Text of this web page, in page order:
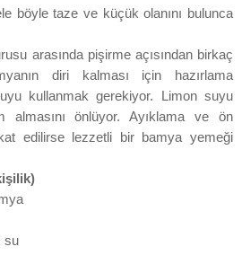
böyle taze ve küçük olanını bulunca
arasında pişirme açısından birkaç
diri kalması için hazırlama
kullanmak gerekiyor. Limon suyu
almasını önlüyor. Ayıklama ve ön
edilirse lezzetli bir bamya yemeği
su